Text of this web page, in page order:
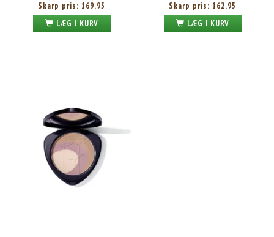
Skarp pris: 169,95
LÆG I KURV
Skarp pris: 162,95
LÆG I KURV